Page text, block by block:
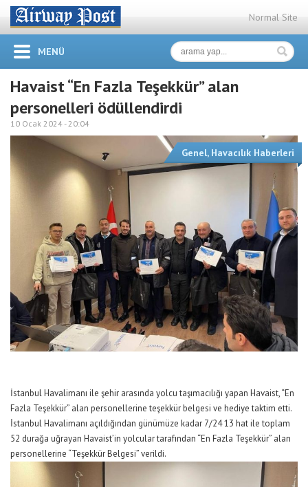
Normal Site
MENÜ
Havaist “En Fazla Teşekkür” alan
personelleri ödüllendirdi
10 Ocak 2024 -20:04
Genel, Havacılık Haberleri
İstanbul Havalimanı ile şehir arasında yolcu taşımacılığı yapan Havaist, “En
Fazla Teşekkür” alan personellerine teşekkür belgesi ve hediye taktim etti.
İstanbul Havalimanı açıldığından günümüze kadar 7/24 13 hat ile toplam
52 durağa uğrayan Havaist’in yolcular tarafından “En Fazla Teşekkür” alan
personellerine “Teşekkür Belgesi” verildi.